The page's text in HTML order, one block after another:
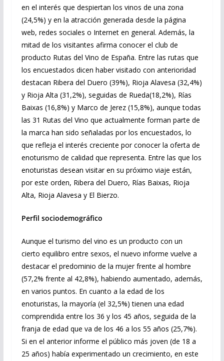
en el interés que despiertan los vinos de una zona
(24,5%) y en la atracción generada desde la página
web, redes sociales o Internet en general. Además, la
mitad de los visitantes afirma conocer el club de
producto Rutas del Vino de España. Entre las rutas que
los encuestados dicen haber visitado con anterioridad
destacan Ribera del Duero (39%), Rioja Alavesa (32,4%)
y Rioja Alta (31,2%), seguidas de Rueda(18,2%), Rías
Baixas (16,8%) y Marco de Jerez (15,8%), aunque todas
las 31 Rutas del Vino que actualmente forman parte de
la marca han sido señaladas por los encuestados, lo
que refleja el interés creciente por conocer la oferta de
enoturismo de calidad que representa. Entre las que los
enoturistas desean visitar en su próximo viaje están,
por este orden, Ribera del Duero, Rías Baixas, Rioja
Alta, Rioja Alavesa y El Bierzo.
Perfil sociodemográfico
Aunque el turismo del vino es un producto con un
cierto equilibro entre sexos, el nuevo informe vuelve a
destacar el predominio de la mujer frente al hombre
(57,2% frente al 42,8%), habiendo aumentado, además,
en varios puntos. En cuanto a la edad de los
enoturistas, la mayoría (el 32,5%) tienen una edad
comprendida entre los 36 y los 45 años, seguida de la
franja de edad que va de los 46 a los 55 años (25,7%).
Si en el anterior informe el público más joven (de 18 a
25 años) había experimentado un crecimiento, en este